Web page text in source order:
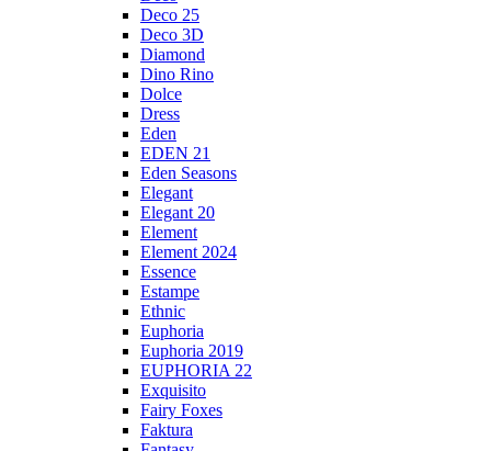
Deco 25
Deco 3D
Diamond
Dino Rino
Dolce
Dress
Eden
EDEN 21
Eden Seasons
Elegant
Elegant 20
Element
Element 2024
Essence
Estampe
Ethnic
Euphoria
Euphoria 2019
EUPHORIA 22
Exquisito
Fairy Foxes
Faktura